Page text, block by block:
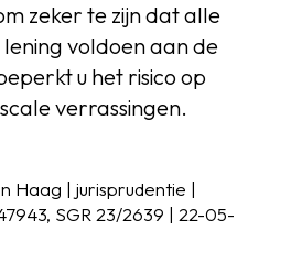
zeker te zijn dat alle
voldoen aan de
u het risico op
verrassingen.
Haag | jurisprudentie |
SGR 23/2639 | 22-05-